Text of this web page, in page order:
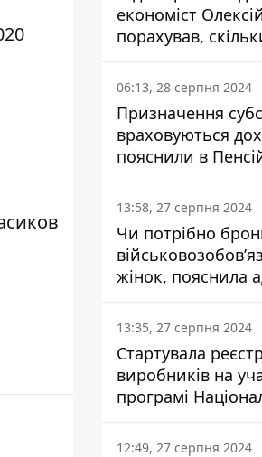
економіст
порахував,
заплатить кожен
06:13, 28 серпня 2024
Призначення
враховуються
пояснили в
фонді
13:58, 27 серпня 2024
Чи потрібно
жінок, пояснила
13:35, 27 серпня 2024
Стартувала
виробників на
програмі
кешбек: як це
через портал Дія
12:49, 27 серпня 2024